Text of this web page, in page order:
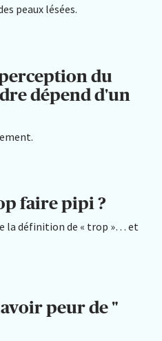
peaux lésées.
du
dépend d'un
faire pipi ?
la définition de « trop »… et
peur de "